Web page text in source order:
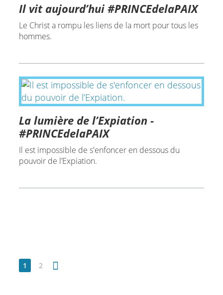
Il vit aujourd’hui #PRINCEdelaPAIX
Le Christ a rompu les liens de la mort pour tous les
hommes.
La lumière de l’Expiation -
#PRINCEdelaPAIX
Il est impossible de s'enfoncer en dessous du
pouvoir de l’Expiation.
1 2